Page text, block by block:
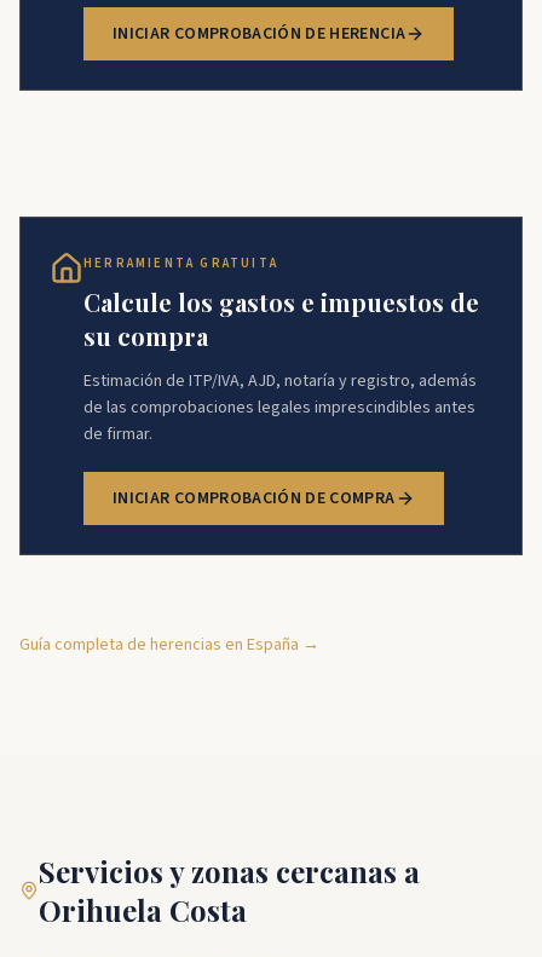
INICIAR COMPROBACIÓN DE HERENCIA
HERRAMIENTA GRATUITA
Calcule los gastos e impuestos de
su compra
Estimación de ITP/IVA, AJD, notaría y registro, además
de las comprobaciones legales imprescindibles antes
de firmar.
INICIAR COMPROBACIÓN DE COMPRA
Guía completa de herencias en España →
Servicios y zonas cercanas a
Orihuela Costa